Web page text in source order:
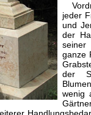
jeder
und
der
seiner
ganze
der
wenig